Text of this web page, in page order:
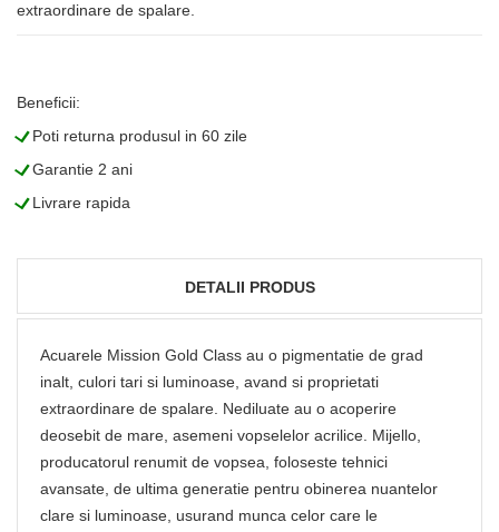
extraordinare de spalare.
Beneficii:
LPoti returna produsul in 60 zile
LGarantie 2 ani
LLivrare rapida
DETALII PRODUS
Acuarele Mission Gold Class au o pigmentatie de grad
inalt, culori tari si luminoase, avand si proprietati
extraordinare de spalare. Nediluate au o acoperire
deosebit de mare, asemeni vopselelor acrilice. Mijello,
producatorul renumit de vopsea, foloseste tehnici
avansate, de ultima generatie pentru obinerea nuantelor
clare si luminoase, usurand munca celor care le